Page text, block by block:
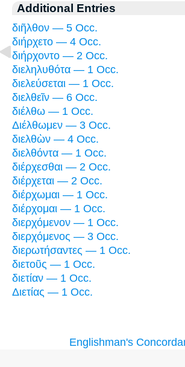
Additional Entries
διῆλθον — 5 Occ.
διήρχετο — 4 Occ.
διήρχοντο — 2 Occ.
διεληλυθότα — 1 Occ.
διελεύσεται — 1 Occ.
διελθεῖν — 6 Occ.
διέλθω — 1 Occ.
Διέλθωμεν — 3 Occ.
διελθὼν — 4 Occ.
διελθόντα — 1 Occ.
διέρχεσθαι — 2 Occ.
διέρχεται — 2 Occ.
διέρχωμαι — 1 Occ.
διέρχομαι — 1 Occ.
διερχόμενον — 1 Occ.
διερχόμενος — 3 Occ.
διερωτήσαντες — 1 Occ.
διετοῦς — 1 Occ.
διετίαν — 1 Occ.
Διετίας — 1 Occ.
Englishman's